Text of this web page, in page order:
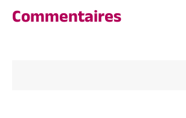
Commentaires